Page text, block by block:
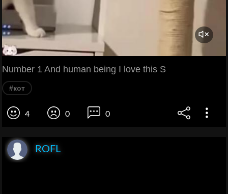
Number 1 And human being I love this S
#кот
4 0 0
ROFL